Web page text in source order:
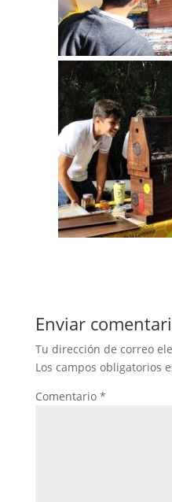
Enviar
Tu dirección de correo
Los campos obligatorios
Comentario *